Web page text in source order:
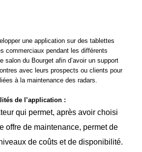
une application sur des tablettes
commerciaux pendant les différents
salon du Bourget afin d’avoir un support
avec leurs prospects ou clients pour
à la maintenance des radars.
de l’application :
qui permet, après avoir choisi
offre de maintenance, permet de
de coûts et de disponibilité.